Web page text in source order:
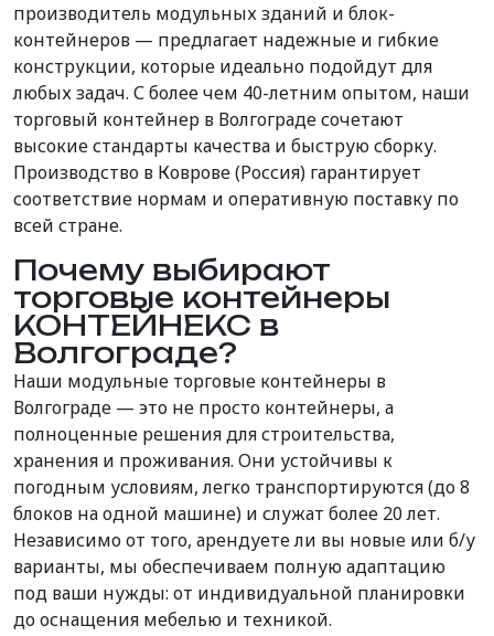
производитель модульных зданий и блок-
контейнеров — предлагает надежные и гибкие
конструкции, которые идеально подойдут для
любых задач. С более чем 40-летним опытом, наши
торговый контейнер в Волгограде сочетают
высокие стандарты качества и быструю сборку.
Производство в Коврове (Россия) гарантирует
соответствие нормам и оперативную поставку по
всей стране.
Почему выбирают
торговые контейнеры
КОНТЕЙНЕКС в
Волгограде?
Наши модульные торговые контейнеры в
Волгограде — это не просто контейнеры, а
полноценные решения для строительства,
хранения и проживания. Они устойчивы к
погодным условиям, легко транспортируются (до 8
блоков на одной машине) и служат более 20 лет.
Независимо от того, арендуете ли вы новые или б/у
варианты, мы обеспечиваем полную адаптацию
под ваши нужды: от индивидуальной планировки
до оснащения мебелью и техникой.